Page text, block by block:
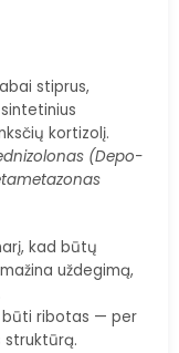
stiprus,
kortizolį.
(Depo-
kad būtų
uždegimą,
būti ribotas — per
struktūrą.